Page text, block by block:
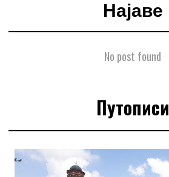
Најаве
No post found
Путописи